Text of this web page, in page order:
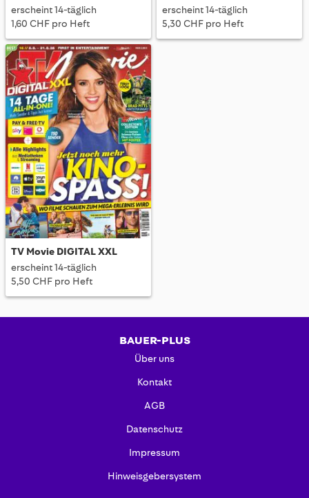
erscheint 14-täglich
1,60 CHF pro Heft
erscheint 14-täglich
5,30 CHF pro Heft
TV Movie DIGITAL XXL
erscheint 14-täglich
5,50 CHF pro Heft
BAUER-PLUS
Über uns
Kontakt
AGB
Datenschutz
Impressum
Hinweisgebersystem